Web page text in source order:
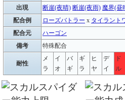
出現
断崖(夜晴) 断崖(夜雨) 魔界(昼
配合例
ローズバトラー x タイラント
配合元
ハーゴン
備考
特殊配合
耐性
メ
ラ
イ
オ
バ
ギ
ギ
ラ
ヒ
ヤ
デ
イ
ド
ル